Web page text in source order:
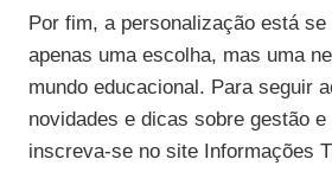
Por fim, a personalização está se
apenas uma escolha, mas uma
mundo educacional. Para seguir
novidades e dicas sobre gestão e
inscreva-se no site Informações